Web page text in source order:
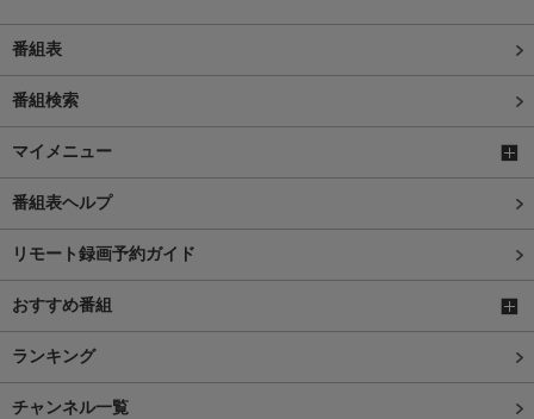
番組表
番組検索
マイメニュー
番組表ヘルプ
リモート録画予約ガイド
おすすめ番組
ランキング
チャンネル一覧